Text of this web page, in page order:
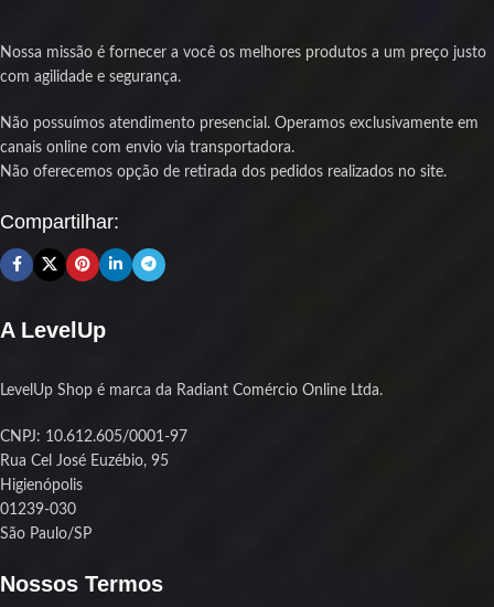
O dissipador de calor em alumínio na
agressivo ao mesmo tempo,
mantendo a temperatura sob
controle e aumentando a durabilidade
plataformas Intel e AMD, ela entrega
estabilidade e performance sem
drama.
potência, essa é a pedida.
Menor consumo de energia e menos
garantia para sua segurança
Nossa missão é fornecer a você os melhores produtos a um preço justo
com agilidade e segurança.
Não possuímos atendimento presencial. Operamos exclusivamente em
canais online com envio via transportadora.
Não oferecemos opção de retirada dos pedidos realizados no site.
Compartilhar:
A LevelUp
LevelUp Shop é marca da Radiant Comércio Online Ltda.
CNPJ: 10.612.605/0001-97
Rua Cel José Euzébio, 95
Higienópolis
01239-030
São Paulo/SP
Nossos Termos